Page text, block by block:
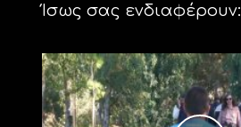
Ίσως σας ενδιαφέρουν: